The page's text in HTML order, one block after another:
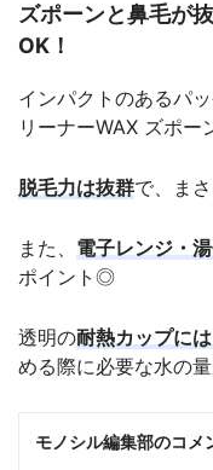
ズポーンと鼻毛が
OK！
インパクトのあるパ
リーナーWAX ズポー
脱毛力は抜群で、ま
また、 電子レンジ・
ポイント◎
透明の耐熱カップに
める際に必要な水の
モノシル編集部のコメ